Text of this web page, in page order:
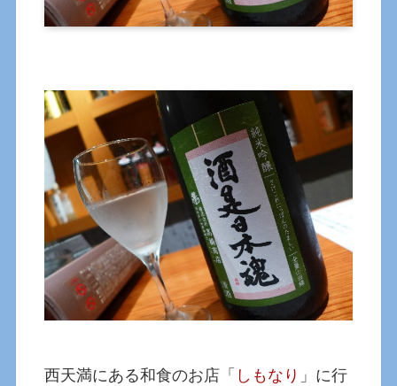
西天満にある和食のお店「 しもなり 」に行